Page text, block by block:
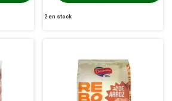
2 en stock